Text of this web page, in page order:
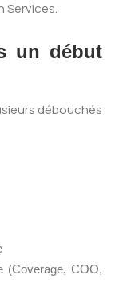
Services.
un début
débouchés
(Coverage, COO,